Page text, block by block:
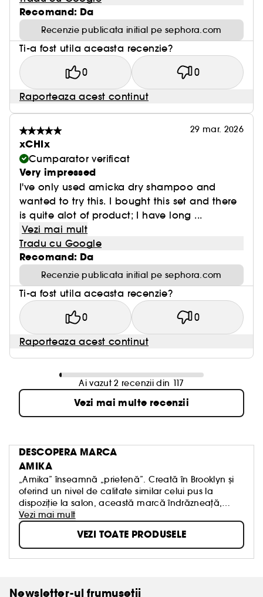
Recomand: Da
Recenzie publicata initial pe sephora.com
Ti-a fost utila aceasta recenzie?
0 0
Raporteaza acest continut
29 mar. 2026
xCHIx
Cumparator verificat
Very impressed
I've only used amicka dry shampoo and
wanted to try this. I bought this set and there
is quite alot of product; I have long ...
Vezi mai mult
Tradu cu Google
Recomand: Da
Recenzie publicata initial pe sephora.com
Ti-a fost utila aceasta recenzie?
0 0
Raporteaza acest continut
Ai vazut 2 recenzii din 117
Vezi mai multe recenzii
DESCOPERA MARCA
AMIKA
„Amika” înseamnă „prietenă”. Creată în Brooklyn și
oferind un nivel de calitate similar celui pus la
dispoziție la salon, această marcă îndrăzneață,
care nu face compromisuri, este prietenă cu orice
tip de păr, orice hair stylist, cu planeta și cu dvs.
Produsele sunt testate clinic. Formula fiecăruia dintre
produsele are un parfum îmbătător și conține un
superfruct: cătina. Cunoscută ca fiind una dintre
Vezi mai mult
VEZI TOATE PRODUSELE
Newsletter-ul frumusetii